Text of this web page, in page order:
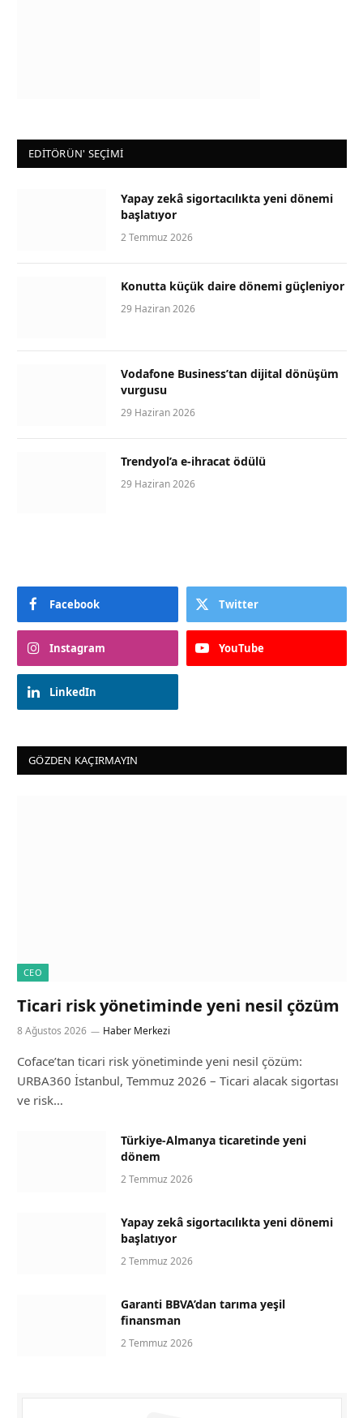
EDİTÖRÜN' SEÇİMİ
Yapay zekâ sigortacılıkta yeni dönemi
başlatıyor
2 Temmuz 2026
Konutta küçük daire dönemi güçleniyor
29 Haziran 2026
Vodafone Business’tan dijital dönüşüm
vurgusu
29 Haziran 2026
Trendyol’a e-ihracat ödülü
29 Haziran 2026
Facebook Twitter
Instagram YouTube
LinkedIn
GÖZDEN KAÇIRMAYIN
CEO
Ticari risk yönetiminde yeni nesil çözüm
8 Ağustos 2026 Haber Merkezi
Coface’tan ticari risk yönetiminde yeni nesil çözüm:
URBA360 İstanbul, Temmuz 2026 – Ticari alacak sigortası
ve risk…
Türkiye-Almanya ticaretinde yeni
dönem
2 Temmuz 2026
Yapay zekâ sigortacılıkta yeni dönemi
başlatıyor
2 Temmuz 2026
Garanti BBVA’dan tarıma yeşil
finansman
2 Temmuz 2026